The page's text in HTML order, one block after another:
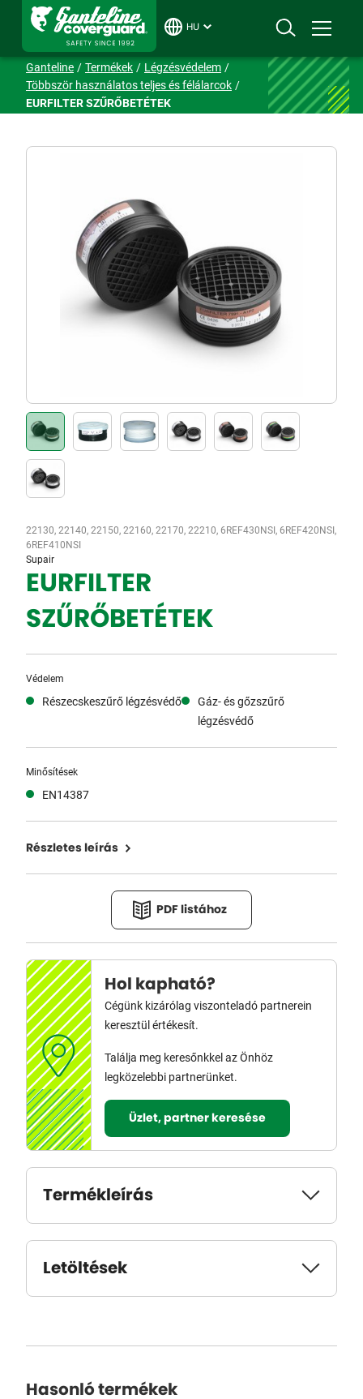
HU
Ganteline Termékek
Légzésvédelem
Többször használatos teljes és félálarcok
EURFILTER SZŰRŐBETÉTEK
22130, 22140, 22150, 22160, 22170, 22210, 6REF430NSI, 6REF420NSI,
6REF410NSI
Supair
EURFILTER
SZŰRŐBETÉTEK
Védelem
Részecskeszűrő légzésvédő
Gáz- és gőzszűrő
légzésvédő
Minősítések
EN14387
Részletes leírás
PDF listához
Hol kapható?
Cégünk kizárólag viszonteladó partnerein
keresztül értékesít.
Találja meg keresőnkkel az Önhöz
legközelebbi partnerünket.
Üzlet, partner keresése
Termékleírás
Letöltések
Hasonló termékek